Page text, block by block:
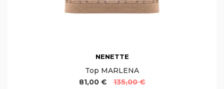
NENETTE
Top MARLENA
81,00 €
135,00 €